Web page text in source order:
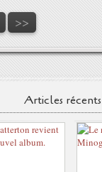
>>
Articles récents